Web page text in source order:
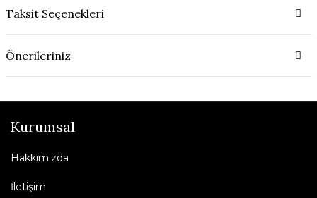
Taksit Seçenekleri
Önerileriniz
Kurumsal
Hakkımızda
İletişim